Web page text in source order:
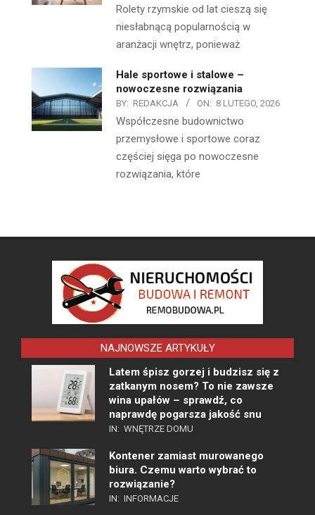
Rolety rzymskie od lat cieszą się
niesłabnącą popularnością w
aranżacji wnętrz, ponieważ
Hale sportowe i stalowe –
nowoczesne rozwiązania
BY: REDAKCJA ON: 8 LUTEGO, 2026
Współczesne budownictwo
przemysłowe i sportowe coraz
częściej sięga po nowoczesne
rozwiązania, które
NAJNOWSZE ARTYKUŁY
Latem śpisz gorzej i budzisz się z
zatkanym nosem? To nie zawsze
wina upałów – sprawdź, co
naprawdę pogarsza jakość snu
IN: WNĘTRZE DOMU
Kontener zamiast murowanego
biura. Czemu warto wybrać to
rozwiązanie?
IN: INFORMACJE